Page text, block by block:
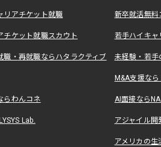
リアチケット就職 新卒就活無料
チケット就職スカウト 若手ハイキ
・再就職ならハタラクティブ 未経験・若手
M&A支援な
らわんコネ AI面接なら
Lab. アジャイル
アメリカの